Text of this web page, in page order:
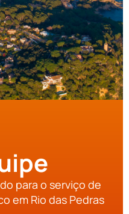
para o serviço de
em Rio das Pedras